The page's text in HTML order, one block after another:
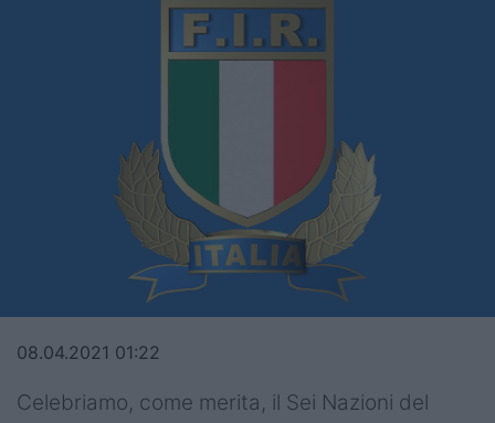
6 Nazioni
United Rugby Championship
Premiership
08.04.2021 01:22
Celebriamo, come merita, il Sei Nazioni del